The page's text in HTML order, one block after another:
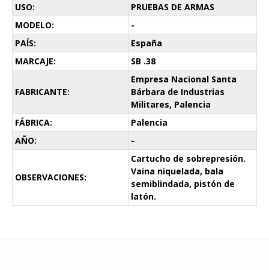
USO:
PRUEBAS DE ARMAS
MODELO:
-
PAÍS:
España
MARCAJE:
SB .38
FABRICANTE:
Empresa Nacional Santa
Bárbara de Industrias
Militares, Palencia
FÁBRICA:
Palencia
AÑO:
-
OBSERVACIONES:
Cartucho de sobrepresión.
Vaina niquelada, bala
semiblindada, pistón de
latón.